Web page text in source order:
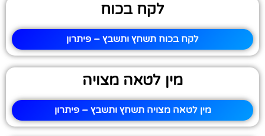
לקח בכוח
לקח בכוח תשחץ ותשבץ – פיתרון
מין לטאה מצויה
מין לטאה מצויה תשחץ ותשבץ – פיתרון